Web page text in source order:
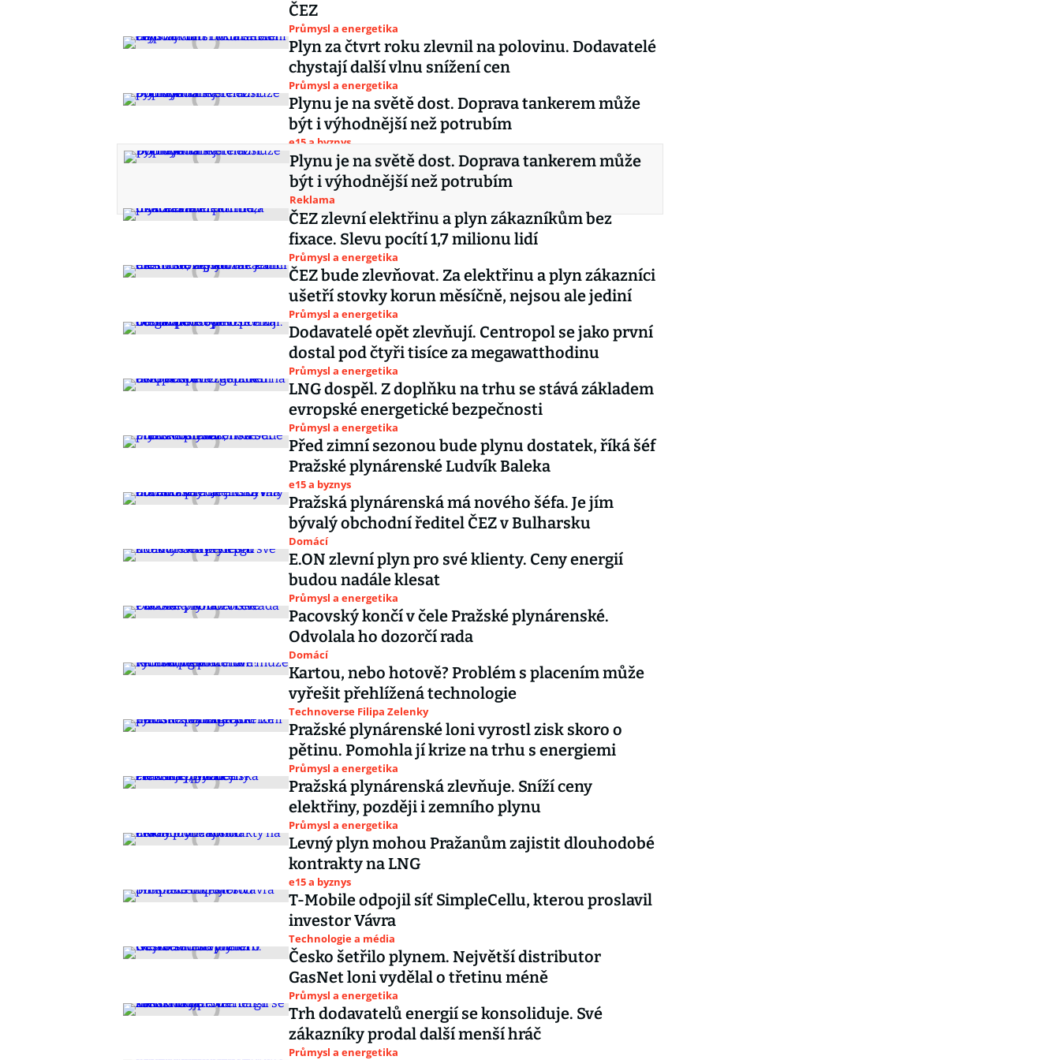
ČEZ
Průmysl a energetika
Plyn za čtvrt roku zlevnil na polovinu. Dodavatelé
chystají další vlnu snížení cen
Průmysl a energetika
Plynu je na světě dost. Doprava tankerem může
být i výhodnější než potrubím
e15 a byznys
Plynu je na světě dost. Doprava tankerem může
být i výhodnější než potrubím
Reklama
ČEZ zlevní elektřinu a plyn zákazníkům bez
fixace. Slevu pocítí 1,7 milionu lidí
Průmysl a energetika
ČEZ bude zlevňovat. Za elektřinu a plyn zákazníci
ušetří stovky korun měsíčně, nejsou ale jediní
Průmysl a energetika
Dodavatelé opět zlevňují. Centropol se jako první
dostal pod čtyři tisíce za megawatthodinu
Průmysl a energetika
LNG dospěl. Z doplňku na trhu se stává základem
evropské energetické bezpečnosti
Průmysl a energetika
Před zimní sezonou bude plynu dostatek, říká šéf
Pražské plynárenské Ludvík Baleka
e15 a byznys
Pražská plynárenská má nového šéfa. Je jím
bývalý obchodní ředitel ČEZ v Bulharsku
Domácí
E.ON zlevní plyn pro své klienty. Ceny energií
budou nadále klesat
Průmysl a energetika
Pacovský končí v čele Pražské plynárenské.
Odvolala ho dozorčí rada
Domácí
Kartou, nebo hotově? Problém s placením může
vyřešit přehlížená technologie
Technoverse Filipa Zelenky
Pražské plynárenské loni vyrostl zisk skoro o
pětinu. Pomohla jí krize na trhu s energiemi
Průmysl a energetika
Pražská plynárenská zlevňuje. Sníží ceny
elektřiny, později i zemního plynu
Průmysl a energetika
Levný plyn mohou Pražanům zajistit dlouhodobé
kontrakty na LNG
e15 a byznys
T-Mobile odpojil síť SimpleCellu, kterou proslavil
investor Vávra
Technologie a média
Česko šetřilo plynem. Největší distributor
GasNet loni vydělal o třetinu méně
Průmysl a energetika
Trh dodavatelů energií se konsoliduje. Své
zákazníky prodal další menší hráč
Průmysl a energetika